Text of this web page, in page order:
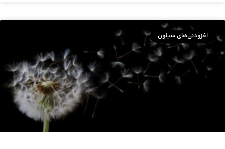
افزودنی‌های سیلون